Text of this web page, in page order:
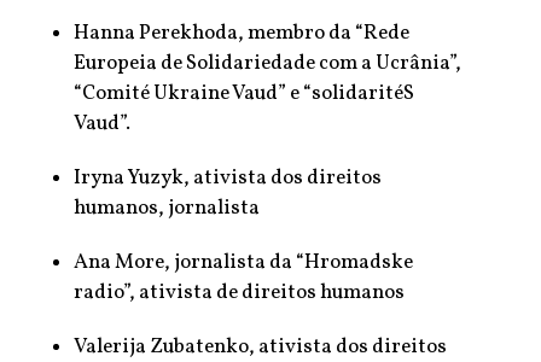
Hanna Perekhoda, membro da “Rede
Europeia de Solidariedade com a Ucrânia”,
“Comité Ukraine Vaud” e “solidaritéS
Vaud”.
Iryna Yuzyk, ativista dos direitos
humanos, jornalista
Ana More, jornalista da “Hromadske
radio”, ativista de direitos humanos
Valerija Zubatenko, ativista dos direitos